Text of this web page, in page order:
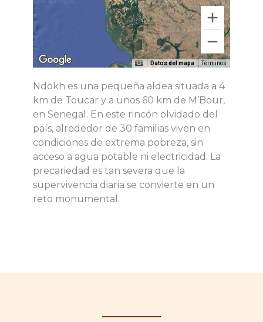
Datos del mapa Términos
Ndokh es una pequeña aldea situada a 4
km de Toucar y a unos 60 km de M’Bour,
en Senegal. En este rincón olvidado del
país, alrededor de 30 familias viven en
condiciones de extrema pobreza, sin
acceso a agua potable ni electricidad. La
precariedad es tan severa que la
supervivencia diaria se convierte en un
reto monumental.